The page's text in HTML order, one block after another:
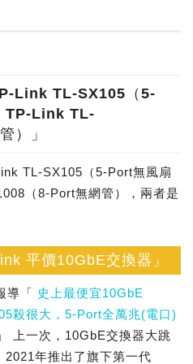
Link TL-SX105（5-
TP-Link TL-
）」
TL-SX105（5-Port無風扇
（8-Port無網管），兩者是
平價10GbE交換器」
導「 史上最便宜10GbE
殺很大，5-Port全萬兆(電口)
上一次，10GbE交換器大跳
年推出了旗下第一代